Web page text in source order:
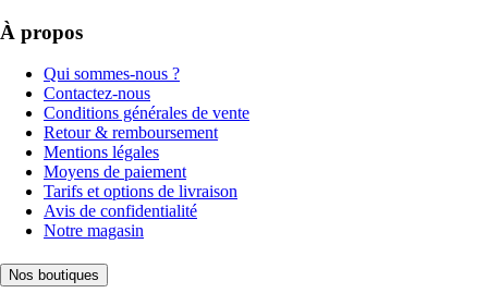
À propos
Qui sommes-nous ?
Contactez-nous
Conditions générales de vente
Retour & remboursement
Mentions légales
Moyens de paiement
Tarifs et options de livraison
Avis de confidentialité
Notre magasin
Nos boutiques